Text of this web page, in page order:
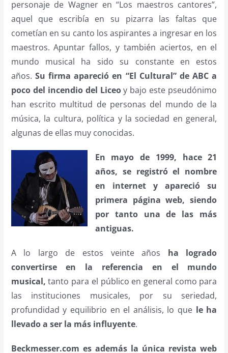
personaje de Wagner en “Los maestros cantores”,
aquel que escribía en su pizarra las faltas que
cometían en su canto los aspirantes a ingresar en los
maestros. Apuntar fallos, y también aciertos, en el
mundo musical ha sido su constante en estos
años. Su firma apareció en “El Cultural” de ABC a
poco del incendio del Liceoy bajo este pseudónimo
han escrito multitud de personas del mundo de la
música, la cultura, política y la sociedad en general,
algunas de ellas muy conocidas.
En mayo de 1999, hace 21
años, se registró el nombre
en internet y apareció su
primera página web, siendo
por tanto una de las más
antiguas.
A lo largo de estos veinte años ha logrado
convertirse en la referencia en el mundo
musical, tanto para el público en general como para
las instituciones musicales, por su seriedad,
profundidad y equilibrio en el análisis, lo que le ha
llevado a ser la más influyente.
Beckmesser.com es además la única revista web